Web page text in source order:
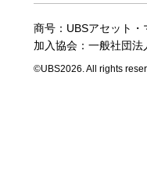
商号：UBSアセット
加入協会：一般社団法
©UBS2026. All rights